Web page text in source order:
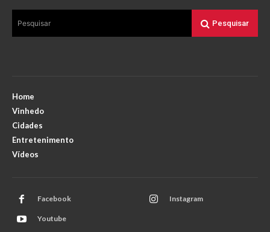
Pesquisar Pesquisar
Home
Vinhedo
Cidades
Entretenimento
Vídeos
Facebook Instagram
Youtube